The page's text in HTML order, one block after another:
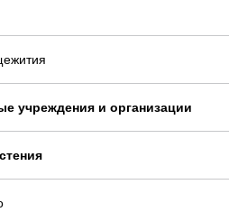
учреждения и организации